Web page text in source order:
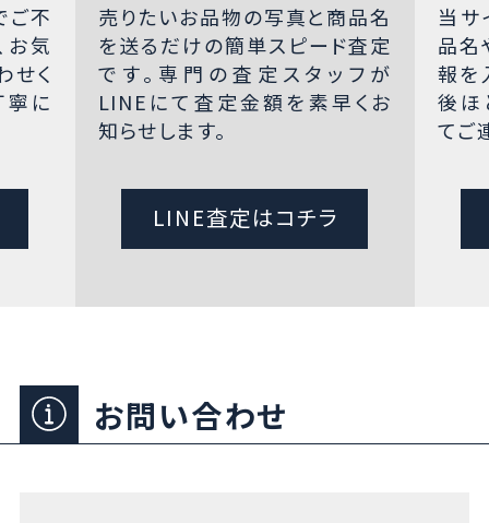
ご不
お気
せく
寧に
売りたいお品物の写真と商品名
を送るだけの簡単スピード査定
です。専門の査定スタッフが
LINEにて査定金額を素早くお
知らせします。
LINE査定はコチラ
当サ
品名
報を
後ほ
てご
お問い合わせ